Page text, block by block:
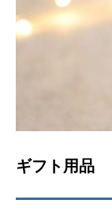
ギフト用品